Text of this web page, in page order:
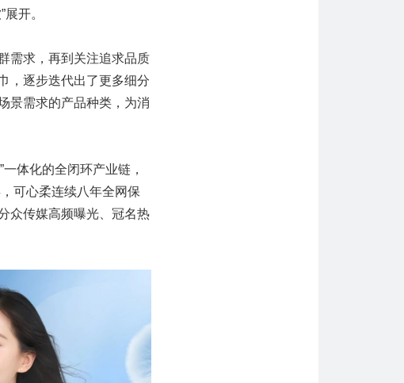
开。
需求，再到关注追求品质
，逐步迭代出了更多细分
景需求的产品种类，为消
体化的全闭环产业链，
可心柔连续八年全网保
众传媒高频曝光、冠名热